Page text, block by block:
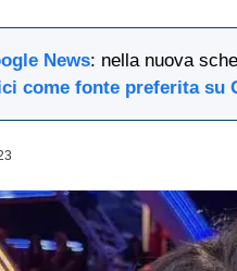
News: nella nuova
come fonte preferita su